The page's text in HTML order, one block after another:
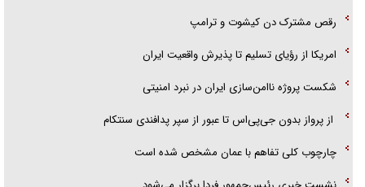
رقص مشترک دن کیشوت و ترامپ
امریکا از رؤیای تسلیم تا پذیرش واقعیت ایران
شکست پروژه ناامن‌سازی ایران در نبرد امنیتی
از پرواز بدون جی‌پی‌اس تا عبور از سپر پدافندی سنتکام
چارچوب کلی تفاهم با عمان مشخص شده است